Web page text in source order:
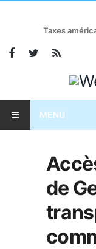
Taxes
MENU
de